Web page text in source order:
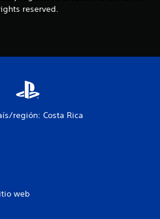
reserved.
región: Costa Rica
web